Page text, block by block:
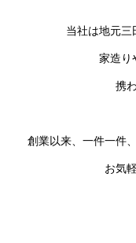
当社は地元三
家造り
携
創業以来、一件一件
お気